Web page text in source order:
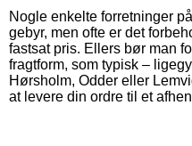
Nogle enkelte forretninger
gebyr, men ofte er det
fastsat pris. Ellers bør man
fragtform, som typisk –
Hørsholm, Odder eller
at levere din ordre til et